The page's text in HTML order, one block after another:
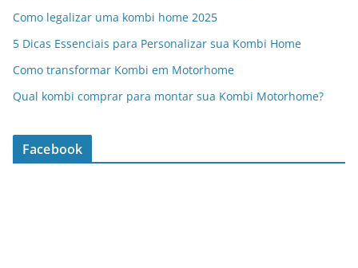
Como legalizar uma kombi home 2025
5 Dicas Essenciais para Personalizar sua Kombi Home
Como transformar Kombi em Motorhome
Qual kombi comprar para montar sua Kombi Motorhome?
Facebook